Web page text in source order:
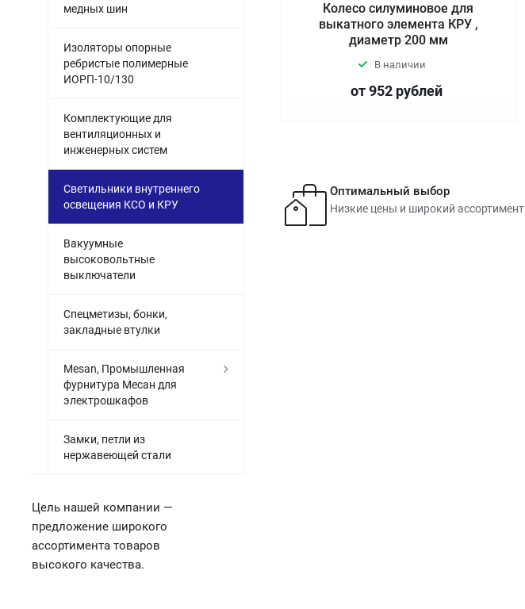
Колесо силуминовое для
выкатного элемента КРУ ,
диаметр 200 мм
В наличии
от 952 рублей
Оптимальный выбор
Низкие цены и широкий ассортимент
медных шин
Изоляторы опорные
ребристые полимерные
ИОРП-10/130
Комплектующие для
вентиляционных и
инженерных систем
Светильники внутреннего
освещения КСО и КРУ
Вакуумные
высоковольтные
выключатели
Спецметизы, бонки,
закладные втулки
Mesan, Промышленная
фурнитура Месан для
электрошкафов
Замки, петли из
нержавеющей стали
Цель нашей компании —
предложение широкого
ассортимента товаров
высокого качества.